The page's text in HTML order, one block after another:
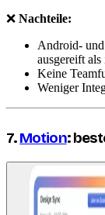
❌ Nachteile:
Android-
ausgereift als
Keine
Weniger
7.Motion: